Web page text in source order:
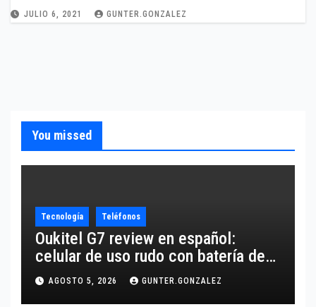
JULIO 6, 2021 GUNTER.GONZALEZ
You missed
Tecnología Teléfonos
Oukitel G7 review en español:
celular de uso rudo con batería de
10,600 mAh
AGOSTO 5, 2026 GUNTER.GONZALEZ